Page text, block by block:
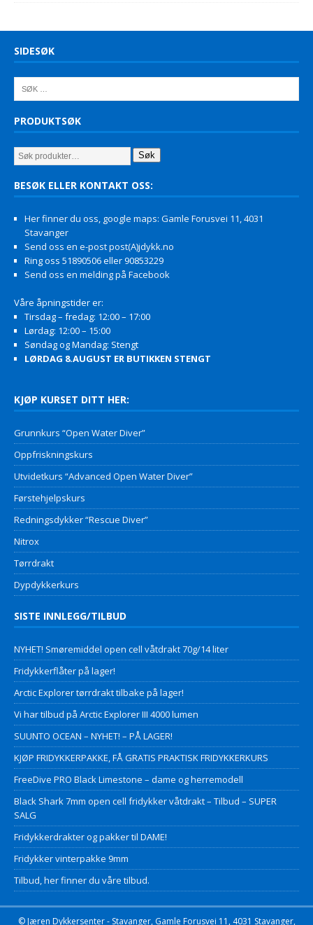
SIDESØK
PRODUKTSØK
Søk
BESØK ELLER KONTAKT OSS:
Her finner du oss, google maps: Gamle Forusvei 11, 4031
Stavanger
Send oss en e-post post(A)jdykk.no
Ring oss 51890506 eller 90853229
Send oss en melding på Facebook
Våre åpningstider er:
Tirsdag – fredag: 12:00 – 17:00
Lørdag: 12:00 – 15:00
Søndag og Mandag: Stengt
LØRDAG 8.AUGUST ER BUTIKKEN STENGT
KJØP KURSET DITT HER:
Grunnkurs “Open Water Diver”
Oppfriskningskurs
Utvidetkurs “Advanced Open Water Diver”
Førstehjelpskurs
Redningsdykker “Rescue Diver”
Nitrox
Tørrdrakt
Dypdykkerkurs
SISTE INNLEGG/TILBUD
NYHET! Smøremiddel open cell våtdrakt 70g/14 liter
Fridykkerflåter på lager!
Arctic Explorer tørrdrakt tilbake på lager!
Vi har tilbud på Arctic Explorer III 4000 lumen
SUUNTO OCEAN – NYHET! – PÅ LAGER!
KJØP FRIDYKKERPAKKE, FÅ GRATIS PRAKTISK FRIDYKKERKURS
FreeDive PRO Black Limestone – dame og herremodell
Black Shark 7mm open cell fridykker våtdrakt – Tilbud – SUPER
SALG
Fridykkerdrakter og pakker til DAME!
Fridykker vinterpakke 9mm
Tilbud, her finner du våre tilbud.
© Jæren Dykkersenter - Stavanger, Gamle Forusvei 11, 4031 Stavanger,